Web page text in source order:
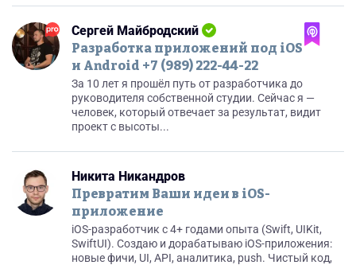
Сергей Майбродский
Разработка приложений под iOS
и Android +7 (989) 222-44-22
За 10 лет я прошёл путь от разработчика до
руководителя собственной студии. Сейчас я —
человек, который отвечает за результат, видит
проект с высоты...
Никита Никандров
Превратим Ваши идеи в iOS-
приложение
iOS-разработчик с 4+ годами опыта (Swift, UIKit,
SwiftUI). Создаю и дорабатываю iOS-приложения:
новые фичи, UI, API, аналитика, push. Чистый код,